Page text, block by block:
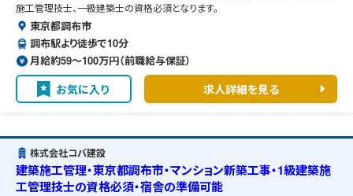
施工管理技士、一級建築士の資格必須となります。
東京都調布市
調布駅より徒歩で10分
月給約59〜100万円（前職給与保証）
お気に入り 求人詳細を見る
株式会社コバ建設
建築施工管理・東京都調布市・マンション新築工事・1級建築施
工管理技士の資格必須・宿舎の準備可能